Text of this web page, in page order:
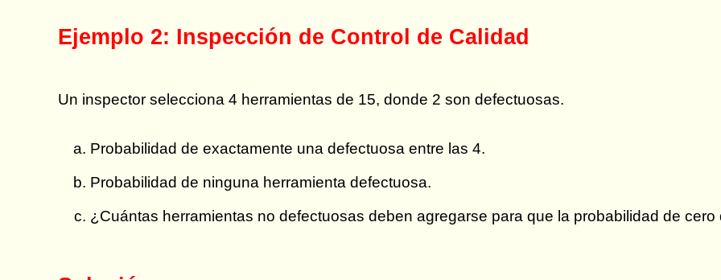
Ejemplo 2: Inspección de Control de Calidad
Un inspector selecciona 4 herramientas de 15, donde 2 son defectuosas.
Probabilidad de exactamente una defectuosa entre las 4.
Probabilidad de ninguna herramienta defectuosa.
¿Cuántas herramientas no defectuosas deben agregarse para que la probabilidad de